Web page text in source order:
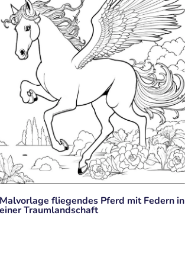
Malvorlage fliegendes Pferd mit Federn in
einer Traumlandschaft